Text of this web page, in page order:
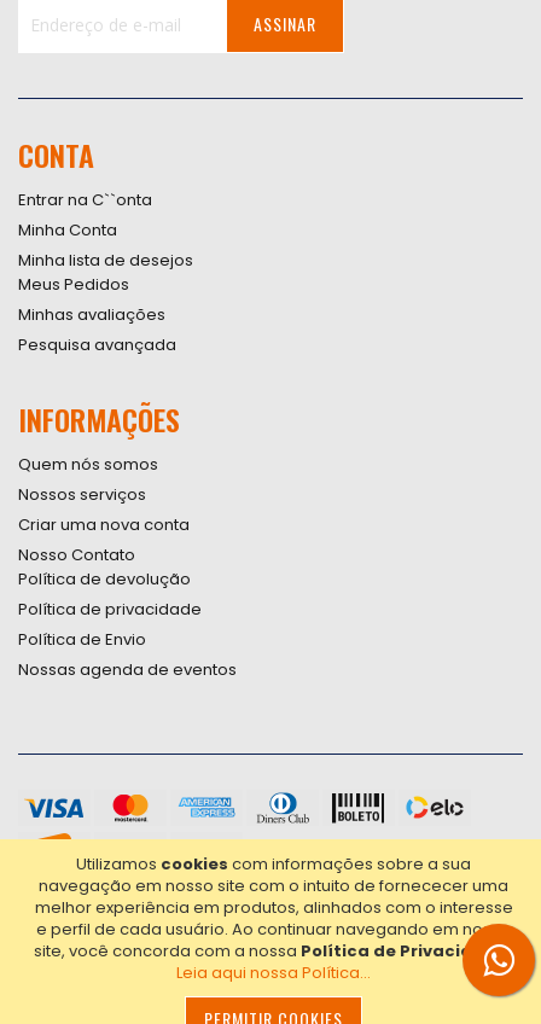
Utilizamos cookies com informações sobre a sua
navegação em nosso site com o intuito de fornececer uma
melhor experiência em produtos, alinhados com o interesse
e perfil de cada usuário. Ao continuar navegando em nosso
site, você concorda com a nossa Política de Privacidade.
Leia aqui nossa Política...
PERMITIR COOKIES
Newsletter:
ASSINAR
CONTA
Entrar na C``onta
Minha Conta
Minha lista de desejos
Meus Pedidos
Minhas avaliações
Pesquisa avançada
INFORMAÇÕES
Quem nós somos
Nossos serviços
Criar uma nova conta
Nosso Contato
Política de devolução
Política de privacidade
Política de Envio
Nossas agenda de eventos
2021© Copyright Poligrafica Bazar Ltda- CNPJ 42.500.090/0001-
20 - Todos os direitos reservados.